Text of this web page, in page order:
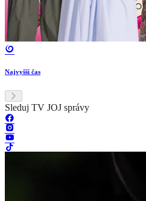
Najvyšší čas
Sleduj TV JOJ správy